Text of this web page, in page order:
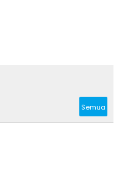
Semua